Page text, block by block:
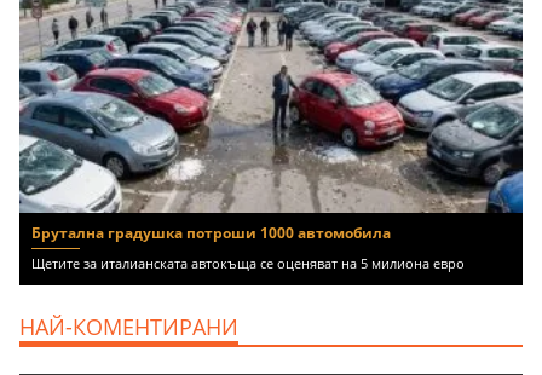
Брутална градушка потроши 1000 автомобила
Щетите за италианската автокъща се оценяват на 5 милиона евро
НАЙ-КОМЕНТИРАНИ